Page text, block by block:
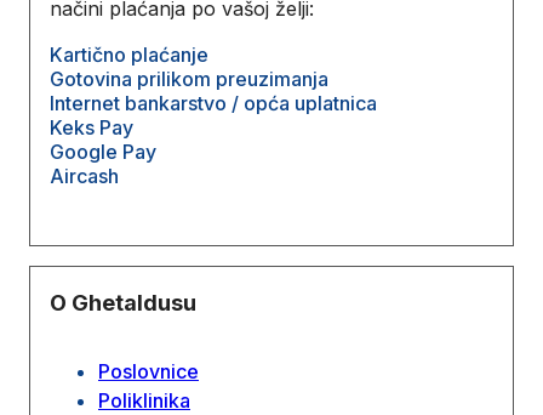
načini plaćanja po vašoj želji:
Kartično plaćanje
Gotovina prilikom preuzimanja
Internet bankarstvo / opća uplatnica
Keks Pay
Google Pay
Aircash
O Ghetaldusu
Poslovnice
Poliklinika